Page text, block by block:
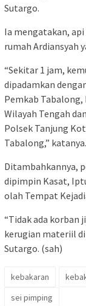
Sutargo.
Ia mengatakan,
rumah Ardiansyah
“Sekitar 1 jam,
dipadamkan
Pemkab Tabalong,
Wilayah Tengah
Polsek Tanjung
Tabalong,” katanya.
Ditambahkannya,
dipimpin Kasat,
olah Tempat
“Tidak ada korban
kerugian materiil
Sutargo. (sah)
kebakaran
sei pimping